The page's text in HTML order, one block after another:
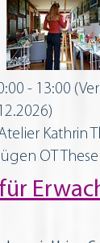
- 13:00
Kathrin
OT